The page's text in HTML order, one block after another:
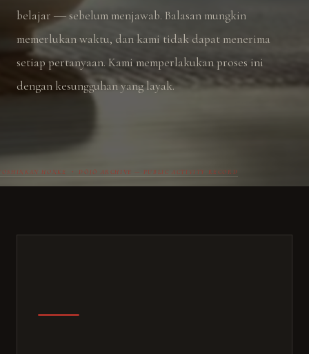
HONKE ・ DŌJŌ ARCHIVE — PUBLIC ACTIVITY RECORD
belajar ― sebelum menjawab. Balasan mungkin
memerlukan waktu, dan kami tidak dapat menerima
setiap pertanyaan. Kami memperlakukan proses ini
dengan kesungguhan yang layak.
—